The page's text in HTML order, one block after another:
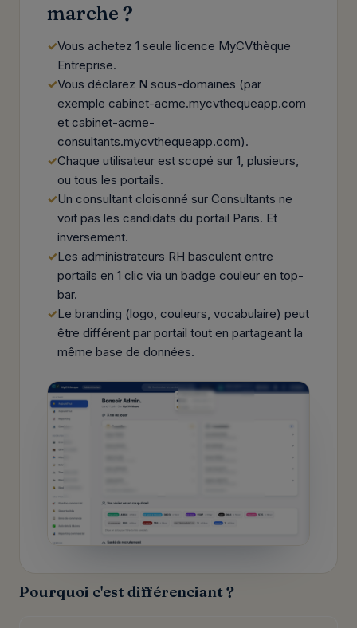
marche ?
Vous achetez 1 seule licence MyCVthèque
Entreprise.
Vous déclarez N sous-domaines (par
exemple cabinet-acme.mycvthequeapp.com
et cabinet-acme-
consultants.mycvthequeapp.com).
Chaque utilisateur est scopé sur 1, plusieurs,
ou tous les portails.
Un consultant cloisonné sur Consultants ne
voit pas les candidats du portail Paris. Et
inversement.
Les administrateurs RH basculent entre
portails en 1 clic via un badge couleur en top-
bar.
Le branding (logo, couleurs, vocabulaire) peut
être différent par portail tout en partageant la
même base de données.
Pourquoi c'est différenciant ?